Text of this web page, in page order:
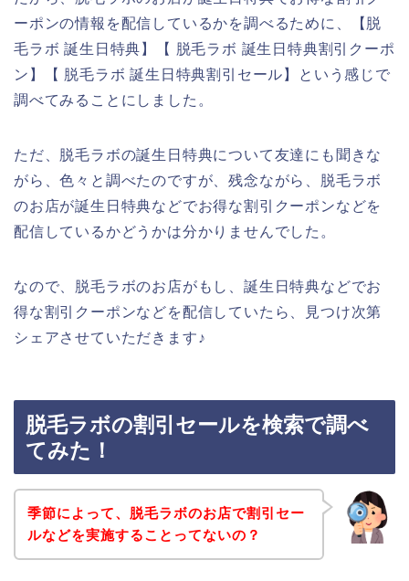
ーポンの情報を配信しているかを調べるために、【脱
毛ラボ 誕生日特典】【 脱毛ラボ 誕生日特典割引クーポ
ン】【 脱毛ラボ 誕生日特典割引セール】という感じで
調べてみることにしました。
ただ、脱毛ラボの誕生日特典について友達にも聞きな
がら、色々と調べたのですが、残念ながら、脱毛ラボ
のお店が誕生日特典などでお得な割引クーポンなどを
配信しているかどうかは分かりませんでした。
なので、脱毛ラボのお店がもし、誕生日特典などでお
得な割引クーポンなどを配信していたら、見つけ次第
シェアさせていただきます♪
脱毛ラボの割引セールを検索で調べ
てみた！
季節によって、脱毛ラボのお店で割引セー
ルなどを実施することってないの？